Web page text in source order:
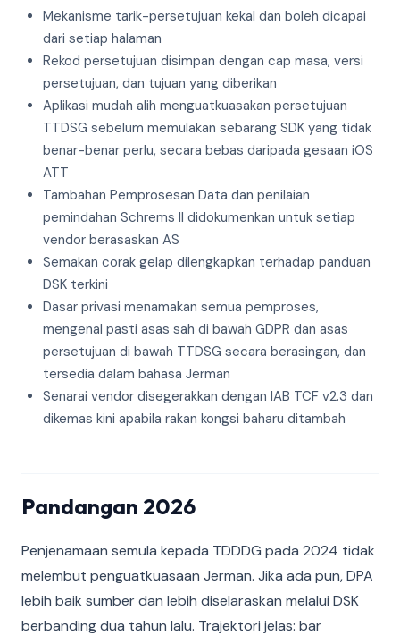
Mekanisme tarik-persetujuan kekal dan boleh dicapai
dari setiap halaman
Rekod persetujuan disimpan dengan cap masa, versi
persetujuan, dan tujuan yang diberikan
Aplikasi mudah alih menguatkuasakan persetujuan
TTDSG sebelum memulakan sebarang SDK yang tidak
benar-benar perlu, secara bebas daripada gesaan iOS
ATT
Tambahan Pemprosesan Data dan penilaian
pemindahan Schrems II didokumenkan untuk setiap
vendor berasaskan AS
Semakan corak gelap dilengkapkan terhadap panduan
DSK terkini
Dasar privasi menamakan semua pemproses,
mengenal pasti asas sah di bawah GDPR dan asas
persetujuan di bawah TTDSG secara berasingan, dan
tersedia dalam bahasa Jerman
Senarai vendor disegerakkan dengan IAB TCF v2.3 dan
dikemas kini apabila rakan kongsi baharu ditambah
Pandangan 2026
Penjenamaan semula kepada TDDDG pada 2024 tidak
melembut penguatkuasaan Jerman. Jika ada pun, DPA
lebih baik sumber dan lebih diselaraskan melalui DSK
berbanding dua tahun lalu. Trajektori jelas: bar